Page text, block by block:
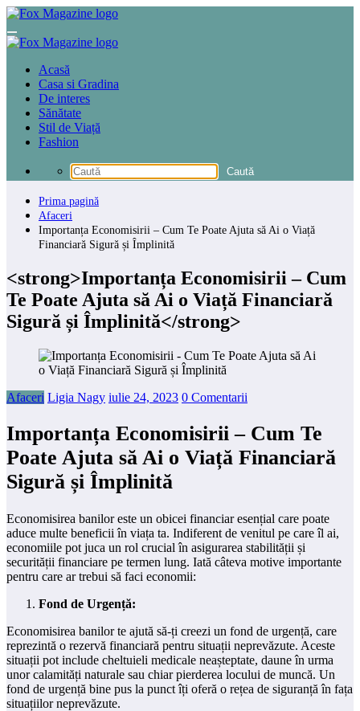
Sari
conținut
Acasă
Casa si Gradina
De interes
Sănătate
Stil de Viață
Fashion
Prima pagină
Afaceri
Importanța Economisirii – Cum Te Poate Ajuta să Ai o Viață
Financiară Sigură și Împlinită
<strong>Importanța Economisirii – Cum
Te Poate Ajuta să Ai o Viață Financiară
Sigură și Împlinită</strong>
Afaceri Ligia Nagy iulie 24, 2023 0 Comentarii
Importanța Economisirii – Cum Te
Poate Ajuta să Ai o Viață Financiară
Sigură și Împlinită
Economisirea banilor este un obicei financiar esențial care poate
aduce multe beneficii în viața ta. Indiferent de venitul pe care îl ai,
economiile pot juca un rol crucial în asigurarea stabilității și
securității financiare pe termen lung. Iată câteva motive importante
pentru care ar trebui să faci economii:
Fond de Urgență:
Economisirea banilor te ajută să-ți creezi un fond de urgență, care
reprezintă o rezervă financiară pentru situații neprevăzute. Aceste
situații pot include cheltuieli medicale neașteptate, daune în urma
unor calamități naturale sau chiar pierderea locului de muncă. Un
fond de urgență bine pus la punct îți oferă o rețea de siguranță în fața
situațiilor neprevăzute.